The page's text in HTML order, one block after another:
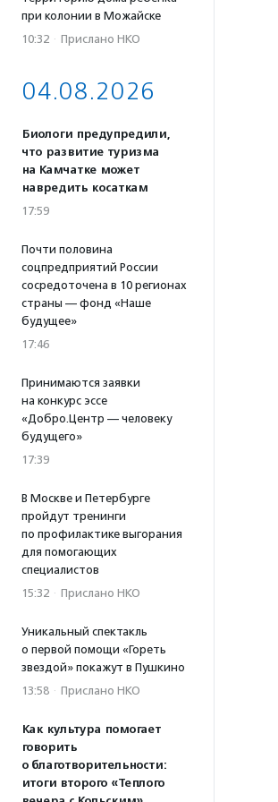
при колонии в Можайске
10:32 · Прислано НКО
04.08.2026
Биологи предупредили,
что развитие туризма
на Камчатке может
навредить косаткам
17:59
Почти половина
соцпредприятий России
сосредоточена в 10 регионах
страны — фонд «Наше
будущее»
17:46
Принимаются заявки
на конкурс эссе
«Добро.Центр — человеку
будущего»
17:39
В Москве и Петербурге
пройдут тренинги
по профилактике выгорания
для помогающих
специалистов
15:32 · Прислано НКО
Уникальный спектакль
о первой помощи «Гореть
звездой» покажут в Пушкино
13:58 · Прислано НКО
Как культура помогает
говорить
о благотворительности:
итоги второго «Теплого